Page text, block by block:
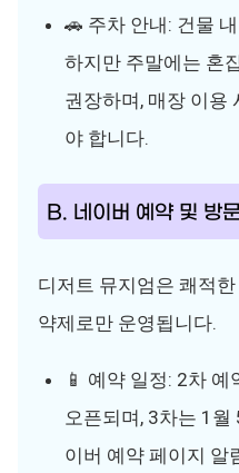
🚗 주차 안내: 건물
하지만 주말에는 혼
권장하며, 매장 이용
야 합니다.
B. 네이버 예약 및 방
디저트 뮤지엄은 쾌적
약제로만 운영됩니다.
📱 예약 일정: 2차
오픈되며, 3차는 1월
이버 예약 페이지 알